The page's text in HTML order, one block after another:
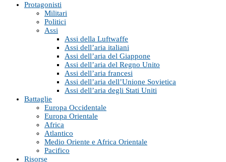
Protagonisti
Militari
Politici
Assi
Assi della Luftwaffe
Assi dell’aria italiani
Assi dell’aria del Giappone
Assi dell’aria del Regno Unito
Assi dell’aria francesi
Assi dell’aria dell’Unione Sovietica
Assi dell’aria degli Stati Uniti
Battaglie
Europa Occidentale
Europa Orientale
Africa
Atlantico
Medio Oriente e Africa Orientale
Pacifico
Risorse